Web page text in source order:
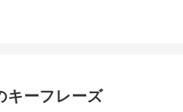
キーフレーズ